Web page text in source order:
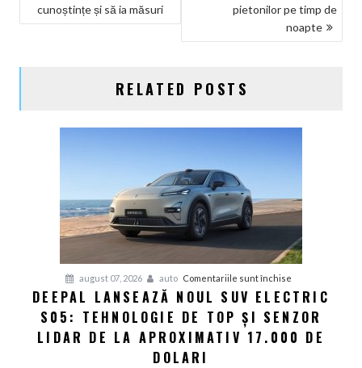
ARTICOLE
cunoștințe și să ia măsuri
pietonilor pe timp de
noapte
RELATED POSTS
august 07, 2026 auto Comentariile sunt închise
Deepal
lansează
noul
DEEPAL LANSEAZĂ NOUL SUV ELECTRIC
S05: TEHNOLOGIE DE TOP ȘI SENZOR
LIDAR DE LA APROXIMATIV 17.000 DE
DOLARI